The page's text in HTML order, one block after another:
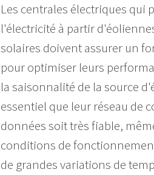
Les centrales électriques qui
l'électricité à partir
solaires doivent assurer un
pour optimiser leurs
la saisonnalité de la source
essentiel que leur réseau de
données soit très fiable,
conditions de
de grandes variations de